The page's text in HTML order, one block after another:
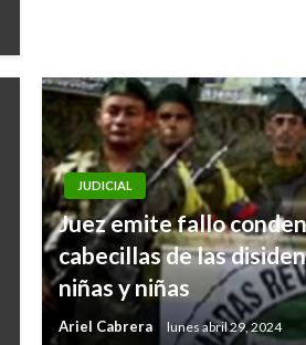
JUDICIAL
Juez emite fallo
cabecillas de las
niñas y niñas
Ariel Cabrera lunes abril 29, 2024